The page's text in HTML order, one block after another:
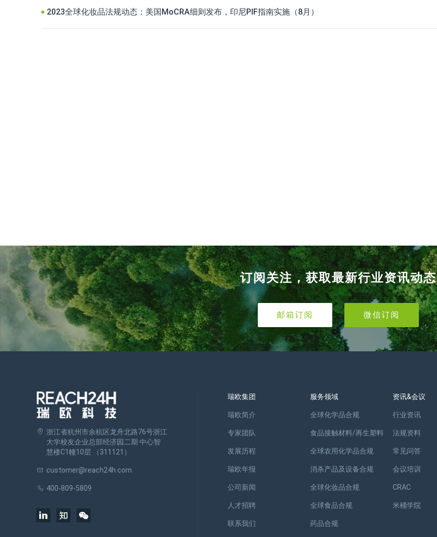
2023全球化妆品法规动态：美国MoCRA细则发布，印尼PIF指南实施（8月）
订阅关注，获取最新行业资讯动态
邮箱订阅 微信订阅
浙江省杭州市余杭区龙舟北路76号浙江
大学校友企业总部经济园二期 中心智
慧楼C1幢10层 （311121）
customer@reach24h.com
400-809-5809
瑞欧集团
瑞欧简介
专家团队
发展历程
瑞欧年报
公司新闻
人才招聘
联系我们
服务领域
全球化学品合规
食品接触材料/再生塑料
全球农用化学品合规
消杀产品及设备合规
全球化妆品合规
全球食品合规
药品合规
资讯&会议
行业资讯
法规资料
常见问答
会议培训
CRAC
米桶学院